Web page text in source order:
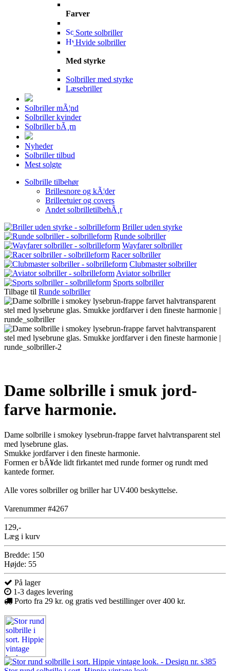
Farver
Sorte solbriller
Hvide solbriller
Med styrke
Solbriller med styrke
Læsebriller
Solbriller mÃ¦nd
Solbriller kvinder
Solbriller bÃ¸rn
Nyheder
Solbriller tilbud
Mest solgte
Solbrille tilbehør
Brillesnore og kÃ¦der
Brilleetuier og covers
Andet solbrilletilbehÃ¸r
Briller uden styrke
Runde solbriller
Wayfarer solbriller
Racer solbriller
Clubmaster solbriller
Aviator solbriller
Sports solbriller
Tilbage til Runde solbriller
Dame solbrille i smuk jord-
farve harmonie.
Dame solbrille i smokey lysebrun-frappe farvet halvtransparent stel
med lysebrune glas.
Smukke jordfarver i den fineste harmonie.
Formen er bÃ¥de lidt firkantet med runde former og rundt med
kantede former.
Alle vores solbriller og briller har UV400 beskyttelse.
Varenummer #4267
129,-
Læg i kurv
Bredde: 150
Højde: 55
På lager
1-3 dages levering
Porto fra 29 kr. og gratis ved bestillinger over 400 kr.